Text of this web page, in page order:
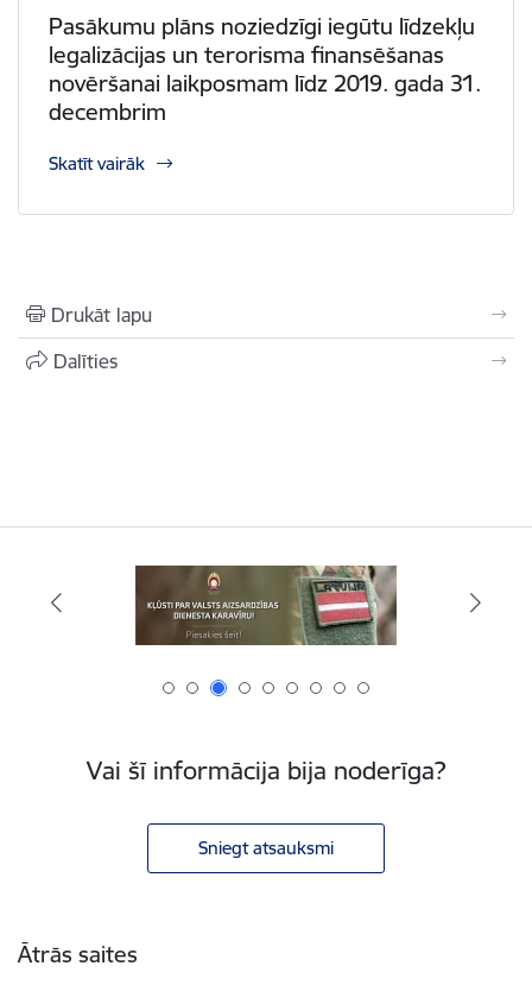
Pasākumu plāns noziedzīgi iegūtu līdzekļu
legalizācijas un terorisma finansēšanas
novēršanai laikposmam līdz 2019. gada 31.
decembrim
Skatīt vairāk
Drukāt lapu
Dalīties
Vai šī informācija bija noderīga?
Sniegt atsauksmi
Ātrās saites